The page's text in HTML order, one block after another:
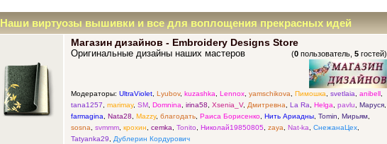
Наши виртуозы вышивки и все для воплощения прекрасных идей
Магазин дизайнов - Embroidery Designs Store
(0 пользователь,5 гостей)
Оригинальные дизайны наших мастеров
Модераторы: UltraViolet, Lyubov, kuzashka, Lennox, yamschikova, Пимошка, svetlaia, anibell,
tana1257, marimay, SM, Domnina, irina58, Xsenia_V, Дмитревна, La Ra, Helga, pavlu, Маруся,
farmagina, Nata28, Mazzy, благодать, Раиса Борисенко, Нить Ариадны, Tomin, Мирьям,
sosna, svmmm, крохин, cemka, Tonito, Николай19850805, zaya, Nat-ka, СнежанаЦех,
Tatyanka29, Дублерин Кордурович